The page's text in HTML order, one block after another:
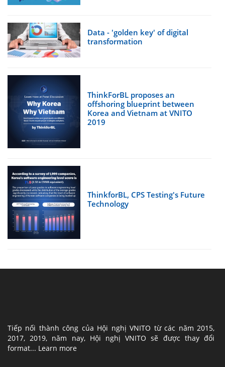
Data - 'golden key' of digital
transformation
ThinkForBL proposes an
offshoring blueprint between
Korea and Vietnam at VNITO
2019
ThinkforBL, CPS Testing's Future
Technology
Tiếp nối thành công của Hội nghị VNITO từ các năm 2015,
2017, 2019, năm nay, Hội nghị VNITO sẽ được thay đổi
format... Learn more